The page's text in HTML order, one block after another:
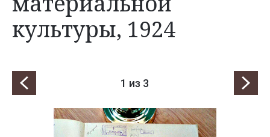
культуры, 1924
1 из 3